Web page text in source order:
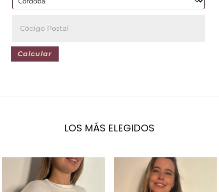
Calcular
LOS MÁS ELEGIDOS